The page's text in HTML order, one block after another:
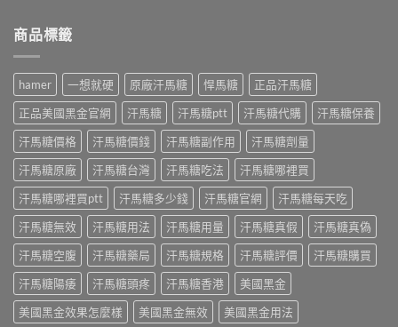
黑
分、
用
法、
效
果
與
真
假
辨
別〉
中
師
用
三
個
月
心
得：
成
分、
吃
法、
副
作
用
與
真
假
怎
藥
師
親
身
經
驗
談
每
日
保
養、
副
作
用
與
價
格〉
士
跟
而
差
在
哪？
藥
師
親
身
比
較
藥
效
時
間、
硬
度、
商品標籤
hamer 一想就硬 原廠汗馬糖 悍馬糖
正品汗馬糖
正品美國黑金官網
汗馬糖 汗馬糖ptt 汗馬糖代購
汗馬糖保養
汗馬糖價格
汗馬糖價錢 汗馬糖副作用
汗馬糖劑量
汗馬糖原廠
汗馬糖台灣 汗馬糖吃法
汗馬糖哪裡買
汗馬糖哪裡買ptt
汗馬糖多少錢 汗馬糖官網
汗馬糖每天吃
汗馬糖無效
汗馬糖用法 汗馬糖用量 汗馬糖真假
汗馬糖真偽
汗馬糖空腹
汗馬糖藥局 汗馬糖規格 汗馬糖評價
汗馬糖購買
汗馬糖陽痿
汗馬糖頭疼 汗馬糖香港
美國黑金
美國黑金效果怎麼樣
美國黑金無效 美國黑金用法